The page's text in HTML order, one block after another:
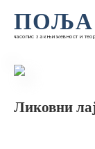
ПОЉА
часопис за књижевност и
Ликовни